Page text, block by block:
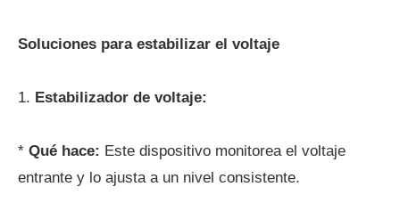
Soluciones para estabilizar el voltaje
1. Estabilizador de voltaje:
* Qué hace: Este dispositivo monitorea el voltaje
entrante y lo ajusta a un nivel consistente.